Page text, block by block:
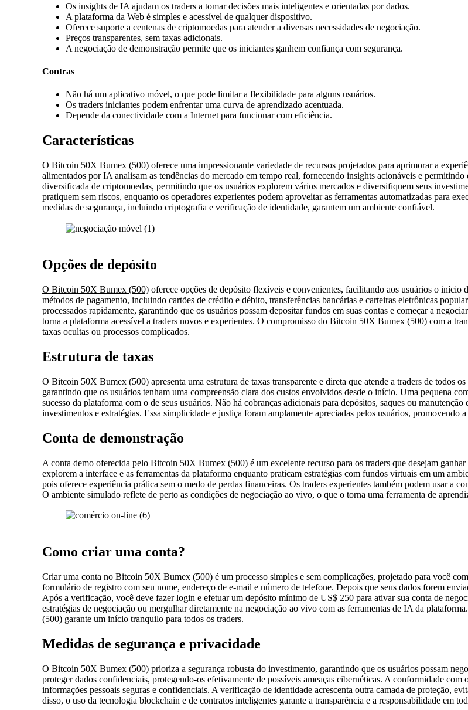
Os insights de IA ajudam os traders a tomar decisões mais inteligentes e orientadas por dados.
A plataforma da Web é simples e acessível de qualquer dispositivo.
Oferece suporte a centenas de criptomoedas para atender a diversas necessidades de negociação.
Preços transparentes, sem taxas adicionais.
A negociação de demonstração permite que os iniciantes ganhem confiança com segurança.
Contras
Não há um aplicativo móvel, o que pode limitar a flexibilidade para alguns usuários.
Os traders iniciantes podem enfrentar uma curva de aprendizado acentuada.
Depende da conectividade com a Internet para funcionar com eficiência.
Características
O Bitcoin 50X Bumex (500) oferece uma impressionante variedade de recursos projetados para aprimorar a
alimentados por IA analisam as tendências do mercado em tempo real, fornecendo insights acionáveis e
diversificada de criptomoedas, permitindo que os usuários explorem vários mercados e diversifiquem seus
pratiquem sem riscos, enquanto os operadores experientes podem aproveitar as ferramentas automatizadas para
medidas de segurança, incluindo criptografia e verificação de identidade, garantem um ambiente confiável.
Opções de depósito
O Bitcoin 50X Bumex (500) oferece opções de depósito flexíveis e convenientes, facilitando aos usuários o início
métodos de pagamento, incluindo cartões de crédito e débito, transferências bancárias e carteiras eletrônicas
processados rapidamente, garantindo que os usuários possam depositar fundos em suas contas e começar a
torna a plataforma acessível a traders novos e experientes. O compromisso do Bitcoin 50X Bumex (500) com a
taxas ocultas ou processos complicados.
Estrutura de taxas
O Bitcoin 50X Bumex (500) apresenta uma estrutura de taxas transparente e direta que atende a traders de todos
garantindo que os usuários tenham uma compreensão clara dos custos envolvidos desde o início. Uma pequena
sucesso da plataforma com o de seus usuários. Não há cobranças adicionais para depósitos, saques ou
investimentos e estratégias. Essa simplicidade e justiça foram amplamente apreciadas pelos usuários, promovendo
Conta de demonstração
A conta demo oferecida pelo Bitcoin 50X Bumex (500) é um excelente recurso para os traders que desejam
explorem a interface e as ferramentas da plataforma enquanto praticam estratégias com fundos virtuais em um
pois oferece experiência prática sem o medo de perdas financeiras. Os traders experientes também podem usar a
O ambiente simulado reflete de perto as condições de negociação ao vivo, o que o torna uma ferramenta de
Como criar uma conta?
Criar uma conta no Bitcoin 50X Bumex (500) é um processo simples e sem complicações, projetado para você
formulário de registro com seu nome, endereço de e-mail e número de telefone. Depois que seus dados forem
Após a verificação, você deve fazer login e efetuar um depósito mínimo de US$ 250 para ativar sua conta de
estratégias de negociação ou mergulhar diretamente na negociação ao vivo com as ferramentas de IA da
(500) garante um início tranquilo para todos os traders.
Medidas de segurança e privacidade
O Bitcoin 50X Bumex (500) prioriza a segurança robusta do investimento, garantindo que os usuários possam
proteger dados confidenciais, protegendo-os efetivamente de possíveis ameaças cibernéticas. A conformidade
informações pessoais seguras e confidenciais. A verificação de identidade acrescenta outra camada de proteção,
disso, o uso da tecnologia blockchain e de contratos inteligentes garante a transparência e a responsabilidade em